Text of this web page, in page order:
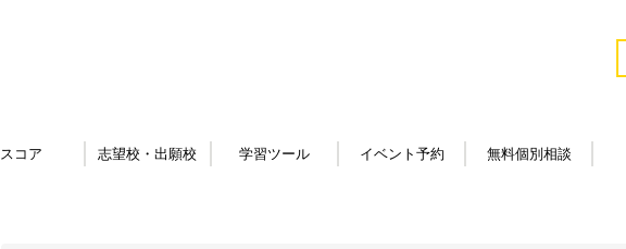
スコア 志望校・出願校 学習ツール イベント予約 無料個別相談